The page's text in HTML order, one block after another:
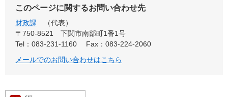
このページに関するお問い合わせ先
財政課
代表
〒750-8521
下関市南部町1番1号
Tel：083-231-1160
Fax：083-224-2060
メールでのお問い合わせはこちら